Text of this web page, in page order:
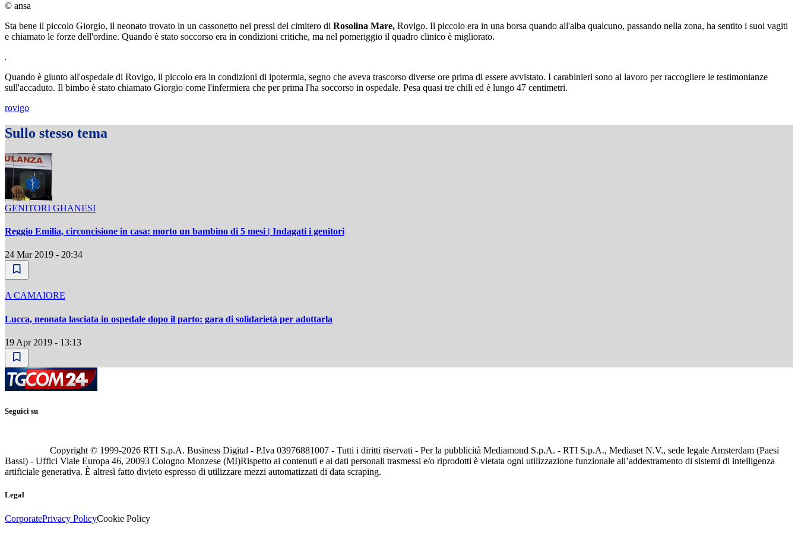
© ansa
Sta bene il piccolo Giorgio, il neonato trovato in un cassonetto nei pressi del cimitero di Rosolina Mare, Rovigo. Il piccolo era in una borsa quando all'alba qualcuno, passando nella zona, ha sentito i suoi vagiti
e chiamato le forze dell'ordine. Quando è stato soccorso era in condizioni critiche, ma nel pomeriggio il quadro clinico è migliorato.
Quando è giunto all'ospedale di Rovigo, il piccolo era in condizioni di ipotermia, segno che aveva trascorso diverse ore prima di essere avvistato. I carabinieri sono al lavoro per raccogliere le testimonianze
sull'accaduto. Il bimbo è stato chiamato Giorgio come l'infermiera che per prima l'ha soccorso in ospedale. Pesa quasi tre chili ed è lungo 47 centimetri.
rovigo
Sullo stesso tema
GENITORI GHANESI
Reggio Emilia, circoncisione in casa: morto un bambino di 5 mesi | Indagati i genitori
24 Mar 2019 - 20:34
A CAMAIORE
Lucca, neonata lasciata in ospedale dopo il parto: gara di solidarietà per adottarla
19 Apr 2019 - 13:13
Seguici su
Copyright © 1999-2026 RTI S.p.A. Business Digital - P.Iva 03976881007 - Tutti i diritti riservati - Per la pubblicità Mediamond S.p.A. - RTI S.p.A., Mediaset N.V., sede legale Amsterdam (Paesi
Bassi) - Uffici Viale Europa 46, 20093 Cologno Monzese (MI)Rispetto ai contenuti e ai dati personali trasmessi e/o riprodotti è vietata ogni utilizzazione funzionale all’addestramento di sistemi di intelligenza
artificiale generativa. È altresì fatto divieto espresso di utilizzare mezzi automatizzati di data scraping.
Legal
CorporatePrivacy PolicyCookie Policy